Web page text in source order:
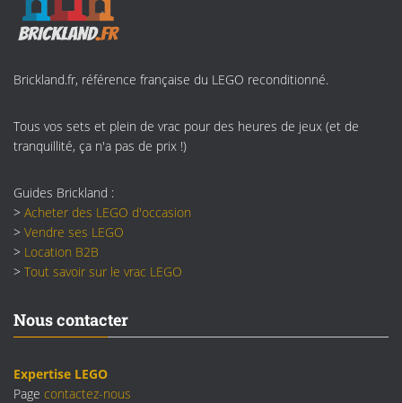
Brickland.fr, référence française du LEGO reconditionné.
Tous vos sets et plein de vrac pour des heures de jeux (et de
tranquillité, ça n'a pas de prix !)
Guides Brickland :
> Acheter des LEGO d'occasion
> Vendre ses LEGO
> Location B2B
> Tout savoir sur le vrac LEGO
Nous contacter
Expertise LEGO
Page contactez-nous